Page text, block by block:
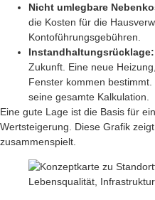
Nicht umlegbare
die Kosten für die
Kontoführungsgebühren.
Instandhaltungsrücklage:
Zukunft. Eine neue
Fenster kommen
seine gesamte Kalkulation.
Eine gute Lage ist die Basis für
Wertsteigerung. Diese Grafik
zusammenspielt.